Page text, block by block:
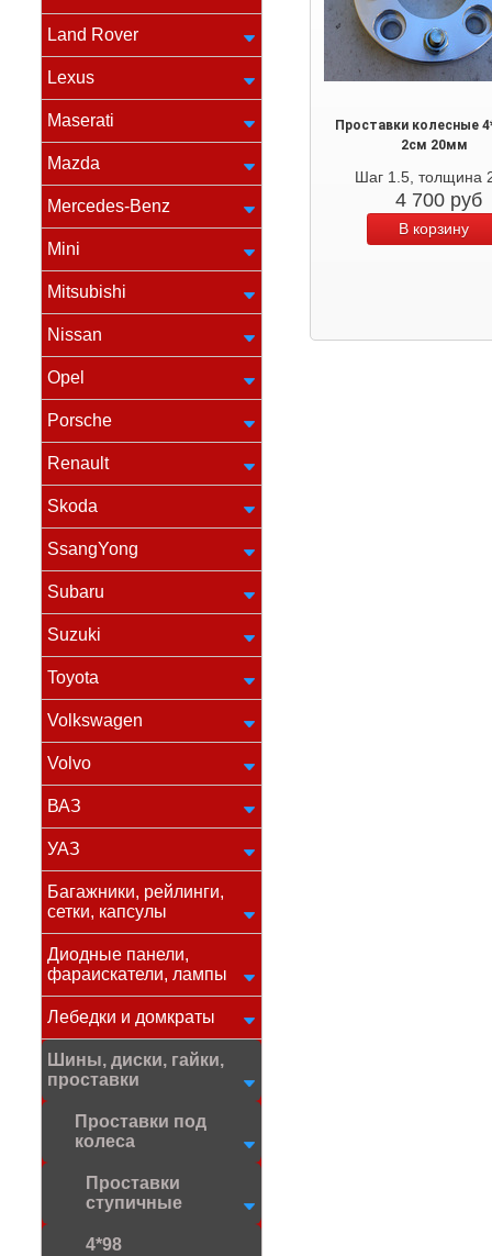
Land Rover
Lexus
Maserati
Mazda
Mercedes-Benz
Mini
Mitsubishi
Nissan
Opel
Porsche
Renault
Skoda
SsangYong
Subaru
Suzuki
Toyota
Volkswagen
Volvo
ВАЗ
УАЗ
Багажники, рейлинги,
сетки, капсулы
Диодные панели,
фараискатели, лампы
Лебедки и домкраты
Шины, диски, гайки,
проставки
Проставки под
колеса
Проставки
ступичные
4*98
Проставки колесные
2см 20мм
Шаг 1.5, толщина
4 700 руб